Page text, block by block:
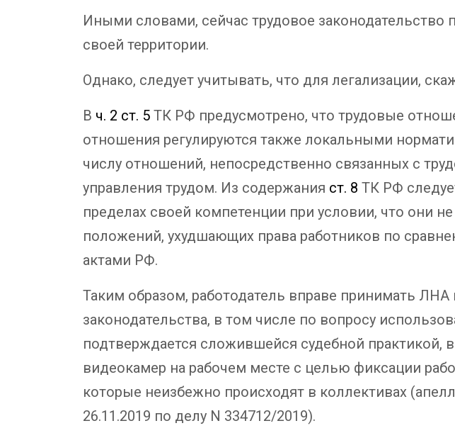
Иными словами, сейчас трудовое
своей территории.
Однако, следует учитывать, что для легализации,
В ч. 2 ст. 5 ТК РФ предусмотрено, что трудовые
отношения регулируются также локальными
числу отношений, непосредственно связанных с
управления трудом. Из содержания ст. 8 ТК РФ
пределах своей компетенции при условии, что они
положений, ухудшающих права работников по
актами РФ.
Таким образом, работодатель вправе принимать
законодательства, в том числе по вопросу
подтверждается сложившейся судебной практикой,
видеокамер на рабочем месте с целью фиксации
которые неизбежно происходят в коллективах
26.11.2019 по делу N 334712/2019).